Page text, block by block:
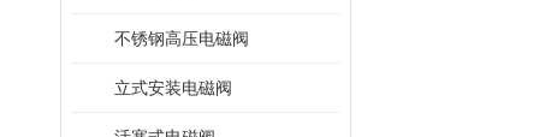
不锈钢高压电磁阀
立式安装电磁阀